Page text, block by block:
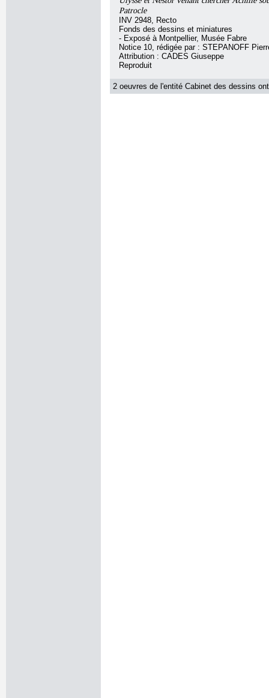
Patrocle
INV 2948, Recto
Fonds des dessins et miniatures
- Exposé à Montpellier, Musée Fabre
Notice 10, rédigée par : STEPANOFF
Attribution : CADES Giuseppe
Reproduit
2 oeuvres de l'entité Cabinet des dessins